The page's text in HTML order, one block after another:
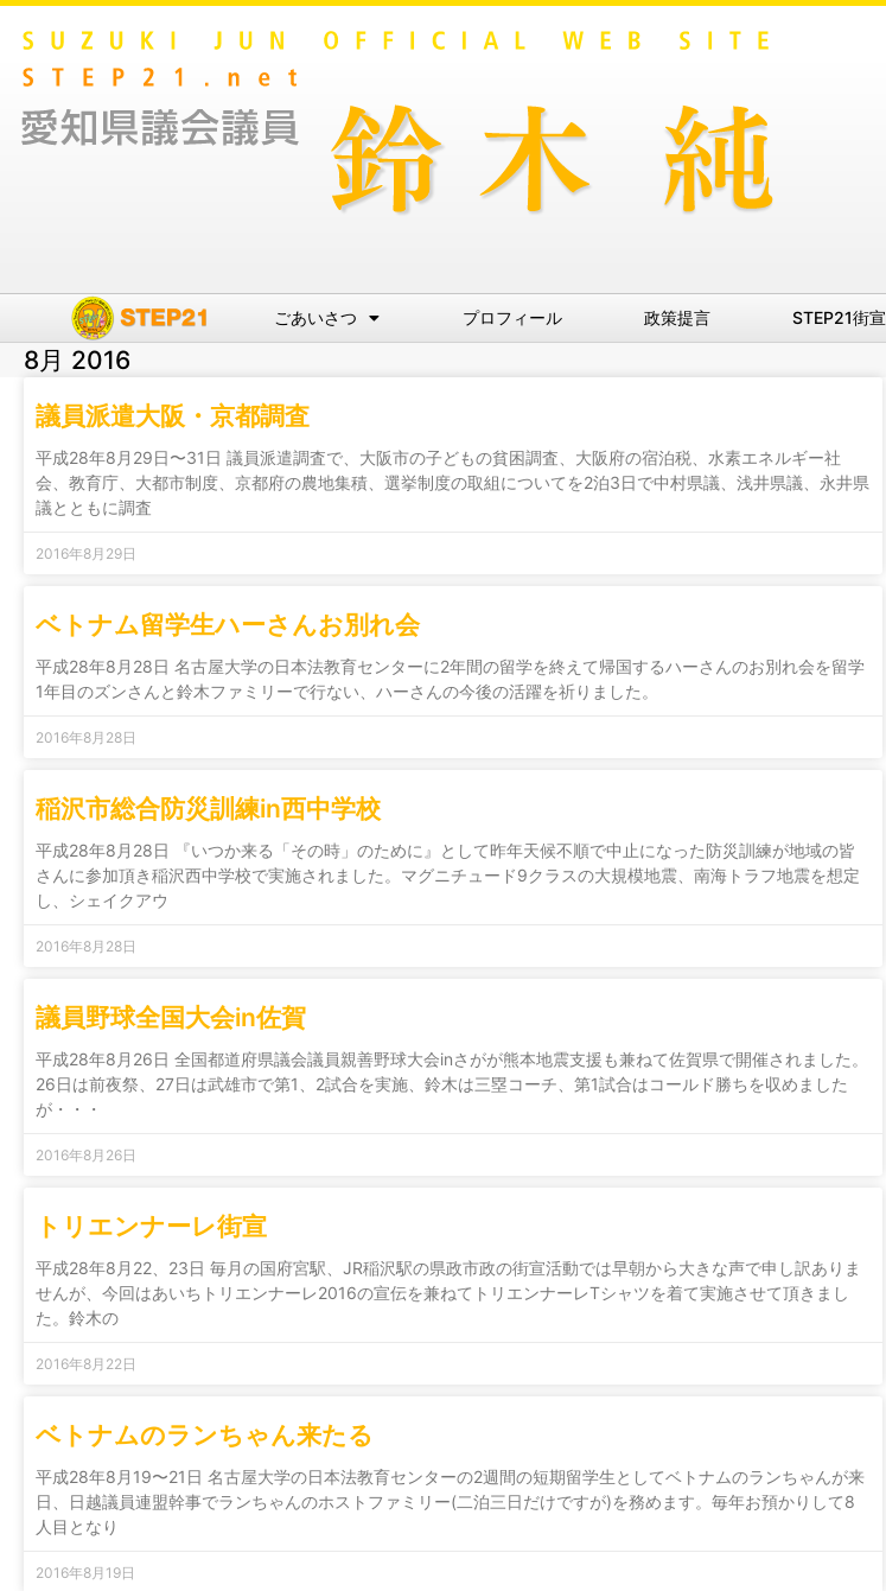
ごあいさつ プロフィール 政策提言 STEP21街宣
8月 2016
議員派遣大阪・京都調査
平成28年8月29日〜31日 議員派遣調査で、大阪市の子どもの貧困調査、大阪府の宿泊税、水素エネルギー社
会、教育庁、大都市制度、京都府の農地集積、選挙制度の取組についてを2泊3日で中村県議、浅井県議、永井県
議とともに調査
2016年8月29日
ベトナム留学生ハーさんお別れ会
平成28年8月28日 名古屋大学の日本法教育センターに2年間の留学を終えて帰国するハーさんのお別れ会を留学
1年目のズンさんと鈴木ファミリーで行ない、ハーさんの今後の活躍を祈りました。
2016年8月28日
稲沢市総合防災訓練in西中学校
平成28年8月28日 『いつか来る「その時」のために』として昨年天候不順で中止になった防災訓練が地域の皆
さんに参加頂き稲沢西中学校で実施されました。マグニチュード9クラスの大規模地震、南海トラフ地震を想定
し、シェイクアウ
2016年8月28日
議員野球全国大会in佐賀
平成28年8月26日 全国都道府県議会議員親善野球大会inさがが熊本地震支援も兼ねて佐賀県で開催されました。
26日は前夜祭、27日は武雄市で第1、2試合を実施、鈴木は三塁コーチ、第1試合はコールド勝ちを収めました
が・・・
2016年8月26日
トリエンナーレ街宣
平成28年8月22、23日 毎月の国府宮駅、JR稲沢駅の県政市政の街宣活動では早朝から大きな声で申し訳ありま
せんが、今回はあいちトリエンナーレ2016の宣伝を兼ねてトリエンナーレTシャツを着て実施させて頂きまし
た。鈴木の
2016年8月22日
ベトナムのランちゃん来たる
平成28年8月19〜21日 名古屋大学の日本法教育センターの2週間の短期留学生としてベトナムのランちゃんが来
日、日越議員連盟幹事でランちゃんのホストファミリー(二泊三日だけですが)を務めます。毎年お預かりして8
人目となり
2016年8月19日